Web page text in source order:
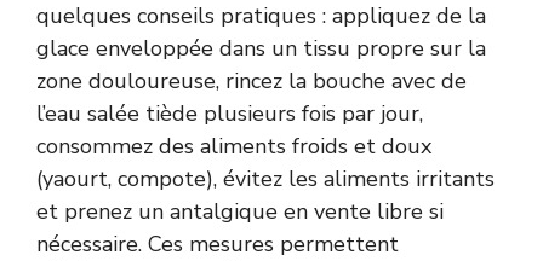
quelques conseils pratiques : appliquez de la
glace enveloppée dans un tissu propre sur la
zone douloureuse, rincez la bouche avec de
l’eau salée tiède plusieurs fois par jour,
consommez des aliments froids et doux
(yaourt, compote), évitez les aliments irritants
et prenez un antalgique en vente libre si
nécessaire. Ces mesures permettent